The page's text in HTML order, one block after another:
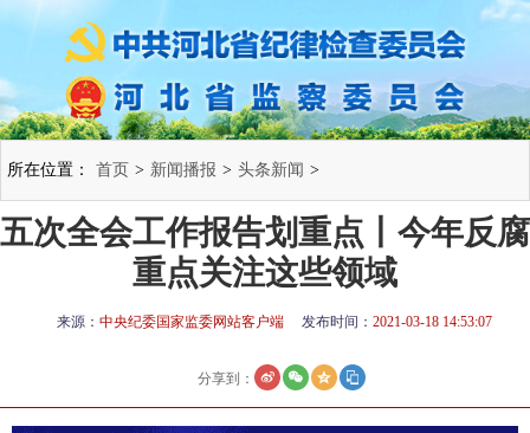
所在位置： 首页 > 新闻播报 > 头条新闻 >
五次全会工作报告划重点丨今年反腐
重点关注这些领域
来源： 中央纪委国家监委网站客户端 发布时间： 2021-03-18 14:53:07
分享到：